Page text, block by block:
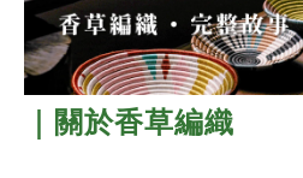
｜關於香草編織